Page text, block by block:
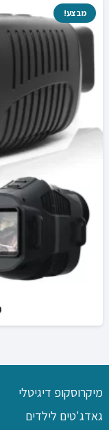
מבצע!
מיקרוסקופ דיגיטלי
גאדג'טים לילדים